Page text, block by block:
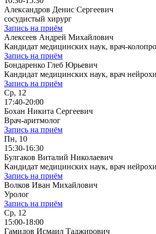
Александров Денис Сергеевич
сосудистый хирург
Запись на приём
Алексеев Андрей Михайлович
Кандидат медицинских наук, врач-
Запись на приём
Бондаренко Глеб Юрьевич
Кандидат медицинских наук, врач
Запись на приём
Ср, 12
17:40-20:00
Бохан Никита Сергеевич
Врач-аритмолог
Запись на приём
Пн, 10
15:30-16:30
Булгаков Виталий Николаевич
Кандидат медицинских наук, врач
Запись на приём
Волков Иван Михайлович
Уролог
Запись на приём
Ср, 12
15:00-18:00
Гамидов Исмаил Таджирович